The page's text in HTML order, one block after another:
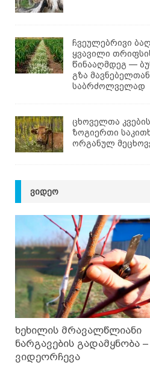
ჩვეულებრივი
ყვავილი
წინააღმდეგ —
გზა მავნებელთან
საბრძოლველად
ცხოველთა კვების
ზოგიერთი
ორგანულ
ᲕᲘᲓᲔᲝ
ხეხილის მრავალწლიანი
ნარგავების გადამყნობა –
ვიდეორჩევა